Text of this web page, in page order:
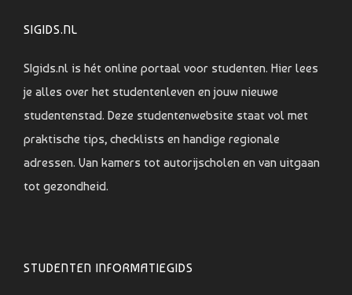
SIGIDS.NL
SIgids.nl is hét online portaal voor studenten. Hier lees
je alles over het studentenleven en jouw nieuwe
studentenstad. Deze studentenwebsite staat vol met
praktische tips, checklists en handige regionale
adressen. Van kamers tot autorijscholen en van uitgaan
tot gezondheid.
STUDENTEN INFORMATIEGIDS